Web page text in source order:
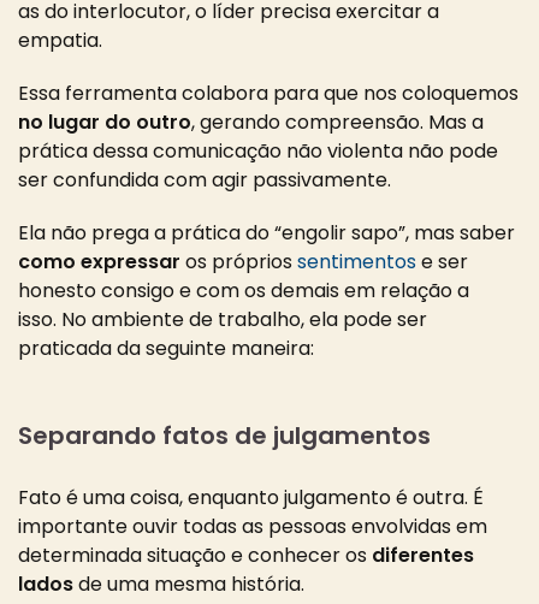
as do interlocutor, o líder precisa exercitar a
empatia.
Essa ferramenta colabora para que nos coloquemos
no lugar do outro, gerando compreensão. Mas a
prática dessa comunicação não violenta não pode
ser confundida com agir passivamente.
Ela não prega a prática do “engolir sapo”, mas saber
como expressar os própriossentimentose ser
honesto consigo e com os demais em relação a
isso. No ambiente de trabalho, ela pode ser
praticada da seguinte maneira:
Separando fatos de julgamentos
Fato é uma coisa, enquanto julgamento é outra. É
importante ouvir todas as pessoas envolvidas em
determinada situação e conhecer os diferentes
ladosde uma mesma história.